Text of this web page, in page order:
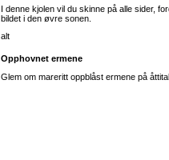
I denne kjolen vil du skinne på alle sider,
bildet i den øvre sonen.
Opphovnet ermene
Glem om mareritt oppblåst ermene på